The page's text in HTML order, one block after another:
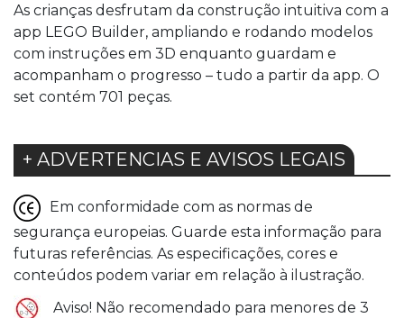
As crianças desfrutam da construção intuitiva com a
app LEGO Builder, ampliando e rodando modelos
com instruções em 3D enquanto guardam e
acompanham o progresso – tudo a partir da app. O
set contém 701 peças.
+ ADVERTENCIAS E AVISOS LEGAIS
Em conformidade com as normas de
segurança europeias. Guarde esta informação para
futuras referências. As especificações, cores e
conteúdos podem variar em relação à ilustração.
Aviso! Não recomendado para menores de 3